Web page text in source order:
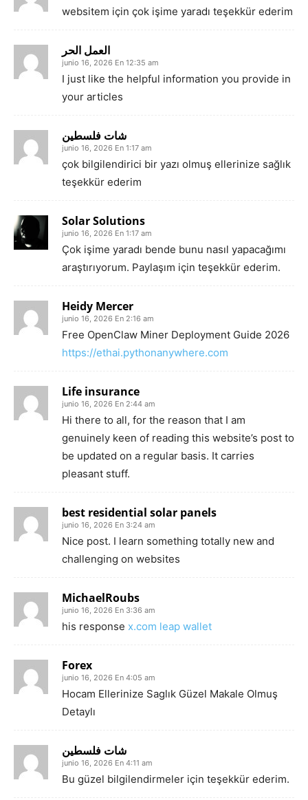
websitem için çok işime yaradı teşekkür ederim
العمل الحر
junio 16, 2026 En 12:35 am
I just like the helpful information you provide in
your articles
شات فلسطين
junio 16, 2026 En 1:17 am
çok bilgilendirici bir yazı olmuş ellerinize sağlık
teşekkür ederim
Solar Solutions
junio 16, 2026 En 1:17 am
Çok işime yaradı bende bunu nasıl yapacağımı
araştırıyorum. Paylaşım için teşekkür ederim.
Heidy Mercer
junio 16, 2026 En 2:16 am
Free OpenClaw Miner Deployment Guide 2026
https://ethai.pythonanywhere.com
Life insurance
junio 16, 2026 En 2:44 am
Hi there to all, for the reason that I am
genuinely keen of reading this website’s post to
be updated on a regular basis. It carries
pleasant stuff.
best residential solar panels
junio 16, 2026 En 3:24 am
Nice post. I learn something totally new and
challenging on websites
MichaelRoubs
junio 16, 2026 En 3:36 am
his response x.com leap wallet
Forex
junio 16, 2026 En 4:05 am
Hocam Ellerinize Saglık Güzel Makale Olmuş
Detaylı
شات فلسطين
junio 16, 2026 En 4:11 am
Bu güzel bilgilendirmeler için teşekkür ederim.